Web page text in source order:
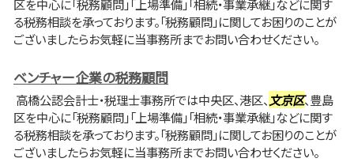
区を中心に「税務顧問」「上場準備」「相続・事業承継」などに関す
る税務相談を承っております。「税務顧問」に関してお困りのことが
ございましたらお気軽に当事務所までお問い合わせください。
ベンチャー企業の税務顧問
高橋公認会計士・税理士事務所では中央区、港区、 文京区、豊島
区を中心に「税務顧問」「上場準備」「相続・事業承継」などに関す
る税務相談を承っております。「税務顧問」に関してお困りのことが
ございましたらお気軽に当事務所までお問い合わせください。